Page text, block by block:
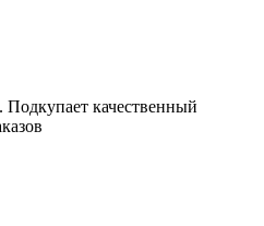
Подкупает качественный